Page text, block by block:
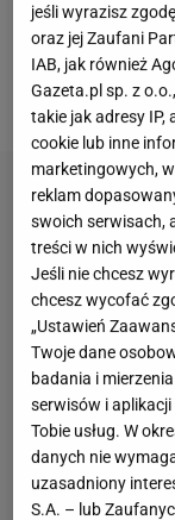
choć problem
kraje także się
mają m.in.
jeśli wyrazisz
oraz jej Zaufani
IAB, jak również
Gazeta.pl sp. z
takie jak adresy
cookie lub inne
marketingowych,
reklam
swoich serwisach,
treści w nich
Jeśli nie chcesz
chcesz wycofać
„Ustawień
Twoje dane
badania i
serwisów i
Tobie usług. W
danych nie
uzasadniony
S.A. – lub